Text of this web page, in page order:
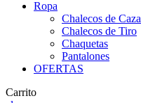
Ropa
Chalecos de Caza
Chalecos de Tiro
Chaquetas
Pantalones
OFERTAS
Carrito